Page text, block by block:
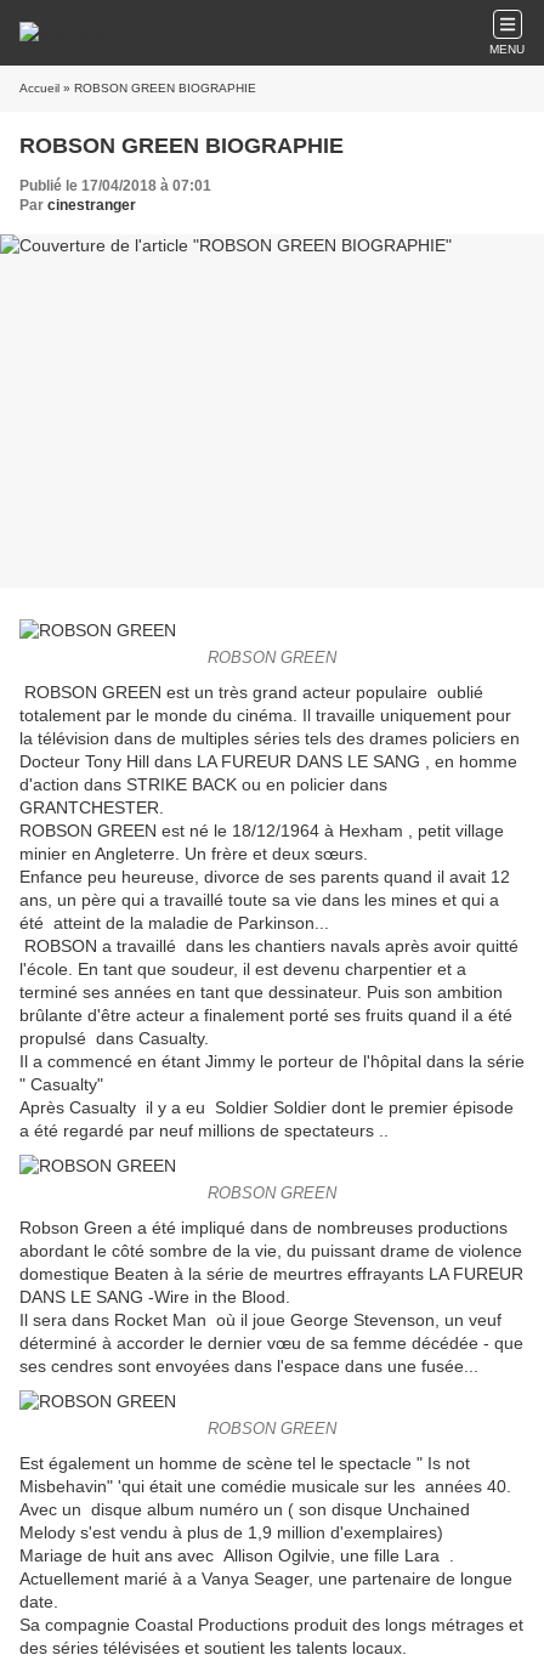
MENU
Accueil » ROBSON GREEN BIOGRAPHIE
ROBSON GREEN BIOGRAPHIE
Publié le 17/04/2018 à 07:01
Par cinestranger
ROBSON GREEN
ROBSON GREEN est un très grand acteur populaire oublié
totalement par le monde du cinéma. Il travaille uniquement pour
la télévision dans de multiples séries tels des drames policiers en
Docteur Tony Hill dans LA FUREUR DANS LE SANG , en homme
d'action dans STRIKE BACK ou en policier dans
GRANTCHESTER.
ROBSON GREEN est né le 18/12/1964 à Hexham , petit village
minier en Angleterre. Un frère et deux sœurs.
Enfance peu heureuse, divorce de ses parents quand il avait 12
ans, un père qui a travaillé toute sa vie dans les mines et qui a
été atteint de la maladie de Parkinson...
ROBSON a travaillé dans les chantiers navals après avoir quitté
l'école. En tant que soudeur, il est devenu charpentier et a
terminé ses années en tant que dessinateur. Puis son ambition
brûlante d'être acteur a finalement porté ses fruits quand il a été
propulsé dans Casualty.
Il a commencé en étant Jimmy le porteur de l'hôpital dans la série
" Casualty"
Après Casualty il y a eu Soldier Soldier dont le premier épisode
a été regardé par neuf millions de spectateurs
ROBSON GREEN
Robson Green a été impliqué dans de nombreuses productions
abordant le côté sombre de la vie, du puissant drame de violence
domestique Beaten à la série de meurtres effrayants LA FUREUR
DANS LE SANG -Wire in the Blood.
Il sera dans Rocket Man où il joue George Stevenson, un veuf
déterminé à accorder le dernier vœu de sa femme décédée - que
ses cendres sont envoyées dans l'espace dans une fusée...
ROBSON GREEN
Est également un homme de scène tel le spectacle " Is not
Misbehavin" 'qui était une comédie musicale sur les années 40.
Avec un disque album numéro un ( son disque Unchained
Melody s'est vendu à plus de 1,9 million d'exemplaires)
Mariage de huit ans avec Allison Ogilvie, une fille Lara .
Actuellement marié à a Vanya Seager, une partenaire de longue
date.
Sa compagnie Coastal Productions produit des longs métrages et
des séries télévisées et soutient les talents locaux.